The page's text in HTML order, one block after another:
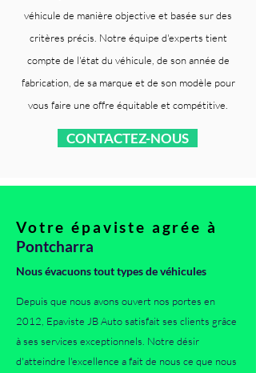
véhicule de manière objective et basée sur des
critères précis. Notre équipe d'experts tient
compte de l'état du véhicule, de son année de
fabrication, de sa marque et de son modèle pour
vous faire une offre équitable et compétitive.
CONTACTEZ-NOUS
Votre épaviste agrée à
Pontcharra
Nous évacuons tout types de véhicules
Depuis que nous avons ouvert nos portes en
2012, Epaviste JB Auto satisfait ses clients grâce
à ses services exceptionnels. Notre désir
d'atteindre l'excellence a fait de nous ce que nous